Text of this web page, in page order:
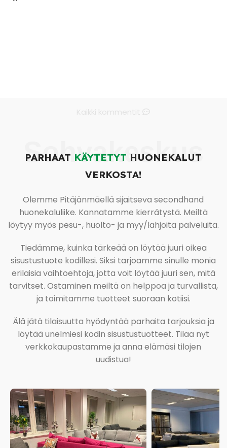
Sohvakeskus
PARHAAT KÄYTETYT HUONEKALUT
VERKOSTA!
Olemme Pitäjänmäellä sijaitseva secondhand
huonekaluliike. Kannatamme kierrätystä. Meiltä
löytyy myös pesu-, huolto- ja myy/lahjoita palveluita.
Tiedämme, kuinka tärkeää on löytää juuri oikea
sisustustuote kodillesi. Siksi tarjoamme sinulle monia
erilaisia vaihtoehtoja, jotta voit löytää juuri sen, mitä
tarvitset. Ostaminen meiltä on helppoa ja turvallista,
ja toimitamme tuotteet suoraan kotiisi.
Älä jätä tilaisuutta hyödyntää parhaita tarjouksia ja
löytää unelmiesi kodin sisustustuotteet. Tilaa nyt
verkkokaupastamme ja anna elämäsi tilojen
uudistua!